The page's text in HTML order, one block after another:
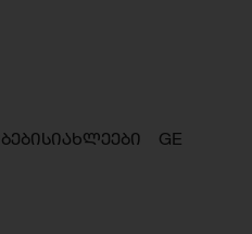
სიახლეები GE